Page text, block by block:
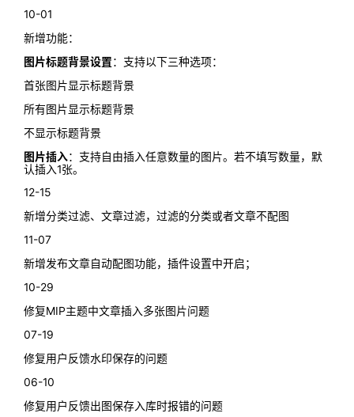
10-01
新增功能：
图片标题背景设置：支持以下三种选项：
首张图片显示标题背景
所有图片显示标题背景
不显示标题背景
图片插入：支持自由插入任意数量的图片。若不填写数量，默
认插入1张。
12-15
新增分类过滤、文章过滤，过滤的分类或者文章不配图
11-07
新增发布文章自动配图功能，插件设置中开启；
10-29
修复MIP主题中文章插入多张图片问题
07-19
修复用户反馈水印保存的问题
06-10
修复用户反馈出图保存入库时报错的问题